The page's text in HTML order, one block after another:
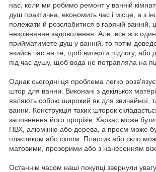
нас, коли ми робимо ремонт у ванній
душ практична, економить час і місце, а з
полежати й розслабитися в гарячій ванній,
незрівнянне задоволення. Але, все ж є
прийматимете душ у ванній, то потім
якийсь час на те, щоб витерти підлогу, або
під час душу, щоб вода не потрапляла на
Однак сьогодні ця проблема легко
штор для ванни. Виконані з декількох
являють собою широкий як для звичайної,
ванни. Конструкція таких шторок
заповнення його прорізів. Каркас може бути
ПВХ, алюмінію або дерева, а проєм може
пластиком або склом. Пластик або скло
матовими, прозорими або з нанесенням
Останнім часом наші покупці звернули